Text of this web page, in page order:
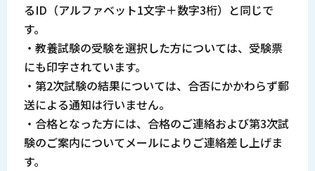
るID（アルファベット1文字＋数字3桁）と同じで
す。
・教養試験の受験を選択した方については、受験票
にも印字されています。
・第2次試験の結果については、合否にかかわらず郵
送による通知は行いません。
・合格となった方には、合格のご連絡および第3次試
験のご案内についてメールによりご連絡差し上げま
す。